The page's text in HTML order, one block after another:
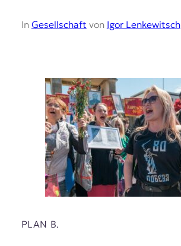
In Gesellschaft von Igor Lenkewitsch
PLAN B.